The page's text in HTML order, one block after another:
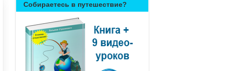
Собираетесь в путешествие?